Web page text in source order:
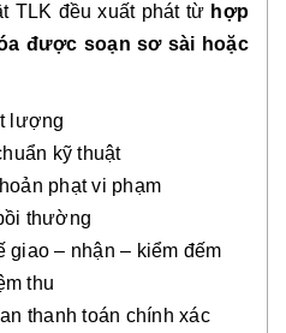
TLK đều xuất phát từ hợp
được soạn sơ sài hoặc
lượng
kỹ thuật
phạt vi phạm
thường
giao – nhận – kiểm đếm
thu
thanh toán chính xác